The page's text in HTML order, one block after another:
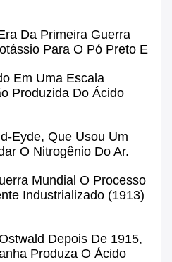
Da Primeira Guerra
Para O Pó Preto E
Em Uma Escala
Produzida Do Ácido
Eyde, Que Usou Um
O Nitrogênio Do Ar.
Mundial O Processo
Industrializado (1913)
Depois De 1915,
Produza O Ácido